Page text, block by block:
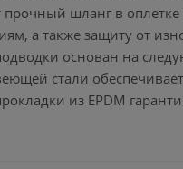
шланг в
а также защиту от
основан на
стали
из EPDM